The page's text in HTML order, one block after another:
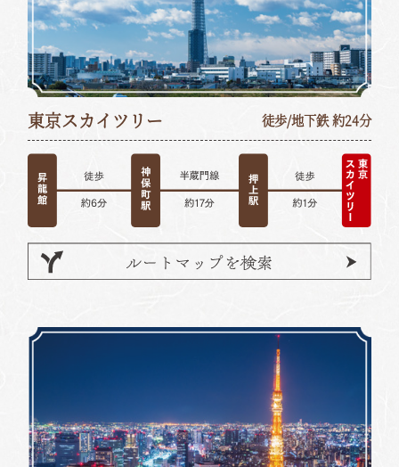
東京スカイツリー 徒歩/地下鉄 約24分